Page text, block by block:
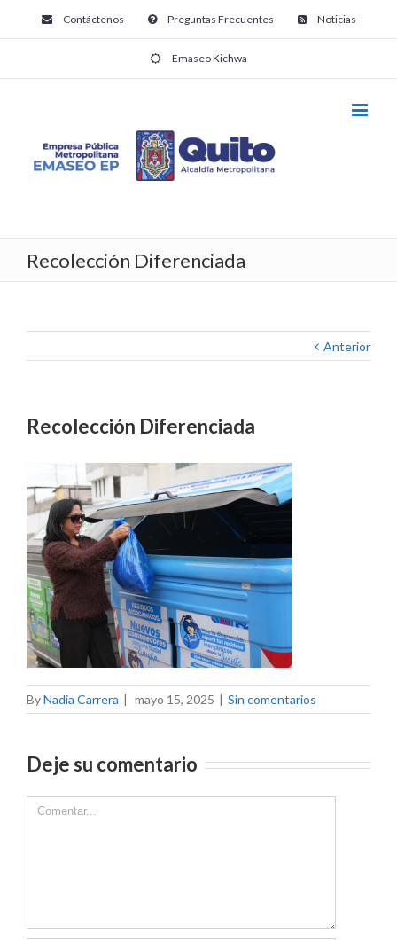
Contáctenos Preguntas Frecuentes Noticias
Emaseo Kichwa
Recolección Diferenciada
Anterior
Recolección Diferenciada
ByNadia Carrera | mayo 15, 2025 | Sin comentarios
Deje su comentario
Comment